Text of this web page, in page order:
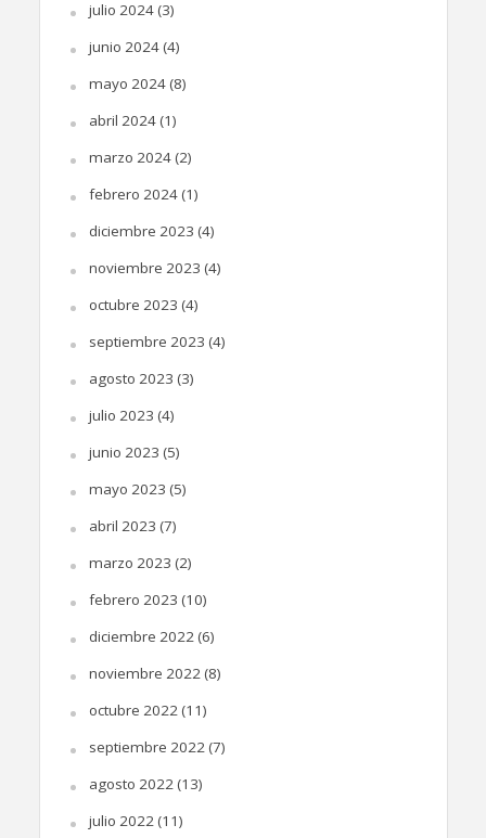
julio 2024(3)
junio 2024(4)
mayo 2024(8)
abril 2024(1)
marzo 2024(2)
febrero 2024(1)
diciembre 2023 (4)
noviembre 2023 (4)
octubre 2023 (4)
septiembre 2023 (4)
agosto 2023 (3)
julio 2023 (4)
junio 2023 (5)
mayo 2023 (5)
abril 2023 (7)
marzo 2023 (2)
febrero 2023 (10)
diciembre 2022(6)
noviembre 2022(8)
octubre 2022(11)
septiembre 2022(7)
agosto 2022(13)
julio 2022(11)